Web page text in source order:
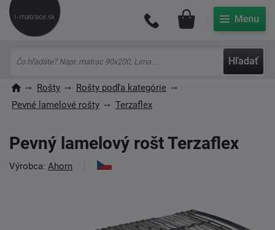
Hľadať
Môj účet
Rošty
Rošty podľa kategórie
Pevné lamelové rošty
Terzaflex
Pevný lamelový rošt Terzaflex
Výrobca: Ahorn